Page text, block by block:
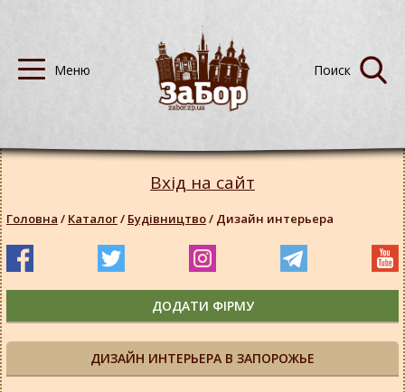
ДИЗАЙН ИНТЕРЬЕРА В ЗАПОРОЖЬЕ
Вхід на сайт
Головна / Каталог/ Будівництво/ Дизайн интерьера
ДОДАТИ ФІРМУ